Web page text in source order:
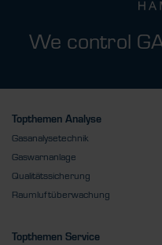
We control
Topthemen Analyse
Gasanalysetechnik
Gaswarnanlage
Qualitätssicherung
Raumluftüberwachung
Topthemen Service